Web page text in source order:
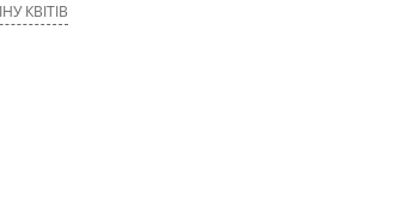
КВІТІВ